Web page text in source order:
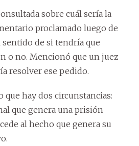
sobre cuál sería la
proclamado luego de
de si tendría que
o no. Mencionó que un juez
resolver ese pedido.
que hay dos circunstancias:
que genera una prisión
al hecho que genera su